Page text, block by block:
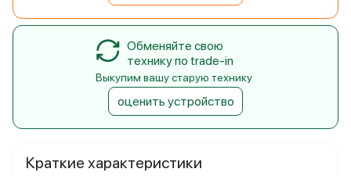
Краткие характеристики
Обменяйте свою
технику по trade-in
Выкупим вашу старую технику
оценить устройство